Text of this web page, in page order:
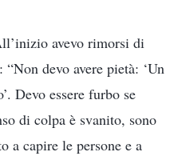
avevo rimorsi di
devo avere pietà: ‘Un
Devo essere furbo se
di colpa è svanito, sono
a capire le persone e a